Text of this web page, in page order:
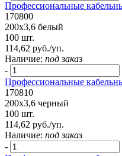
Профессиональные
170800
200х3,6 белый
100 шт.
114,62 руб./уп.
Наличие: под заказ
-
Профессиональные
170810
200х3,6 черный
100 шт.
114,62 руб./уп.
Наличие: под заказ
-